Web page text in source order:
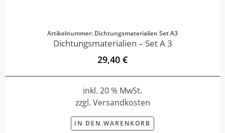
Artikelnummer: Dichtungsmaterialien Set A3
Dichtungsmaterialien – Set A 3
29,40 €
inkl. 20 % MwSt.
zzgl. Versandkosten
IN DEN WARENKORB